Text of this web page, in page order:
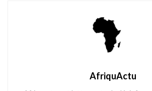
AfriquActu